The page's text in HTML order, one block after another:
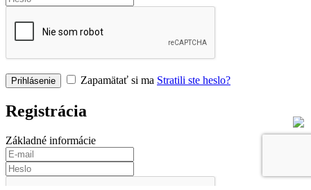
Zapamätať si ma Stratili ste heslo?
Registrácia
Základné informácie